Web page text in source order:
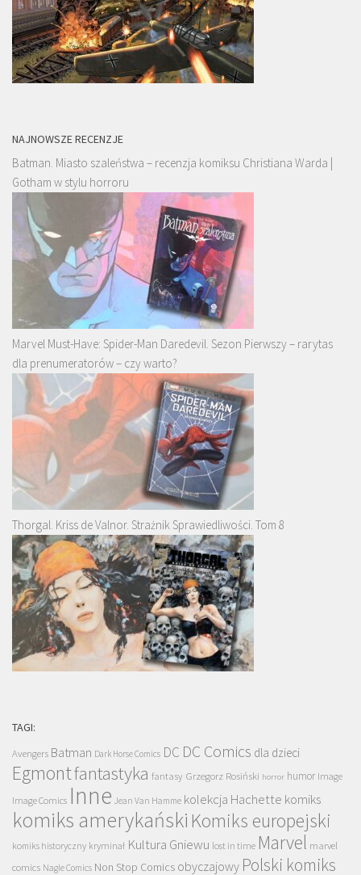
NAJNOWSZE RECENZJE
Batman. Miasto szaleństwa – recenzja komiksu Christiana Warda |
Gotham w stylu horroru
Marvel Must-Have: Spider-Man Daredevil. Sezon Pierwszy – rarytas
dla prenumeratorów – czy warto?
Thorgal. Kriss de Valnor. Strażnik Sprawiedliwości. Tom 8
TAGI:
Avengers Batman Dark Horse Comics DC DC Comics dla dzieci
Egmontfantastyka fantasy Grzegorz Rosiński horror humor Image
Image Comics Inne Jean Van Hamme kolekcja Hachette komiks
komiks amerykański Komiks europejski
komiks historyczny kryminał Kultura Gniewu lost in time Marvel marvel
comics Nagle Comics Non Stop Comics obyczajowy Polski komiks